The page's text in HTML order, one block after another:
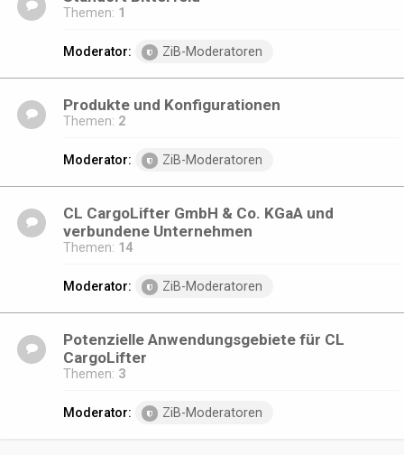
Themen: 1
Moderator: ZiB-Moderatoren
Produkte und Konfigurationen
Themen: 2
Moderator: ZiB-Moderatoren
CL CargoLifter GmbH & Co. KGaA und
verbundene Unternehmen
Themen: 14
Moderator: ZiB-Moderatoren
Potenzielle Anwendungsgebiete für CL
CargoLifter
Themen: 3
Moderator: ZiB-Moderatoren